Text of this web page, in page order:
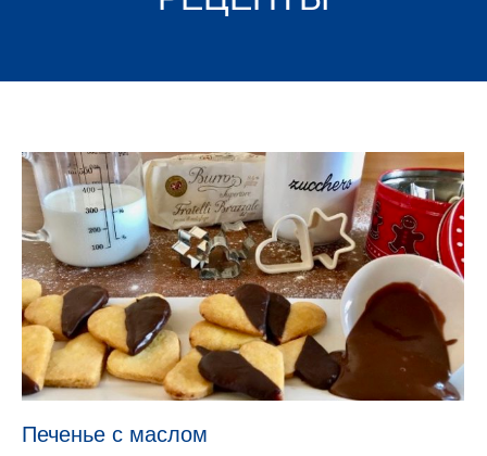
Печенье с маслом